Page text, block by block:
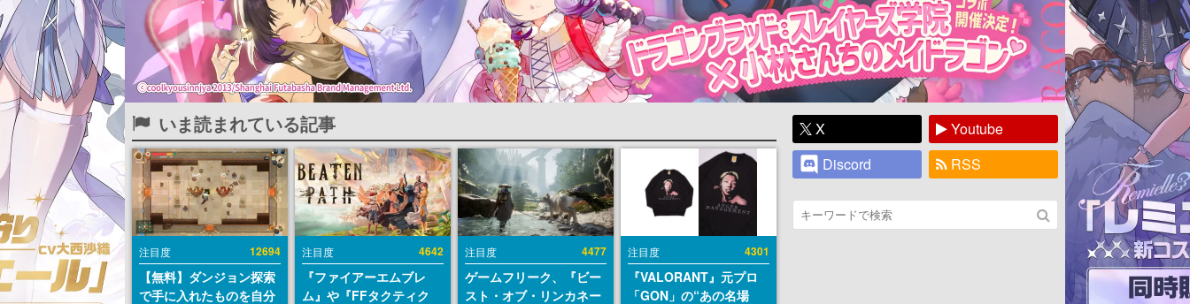
いま読まれている記事
注目度 12694
【無料】ダンジョン探索
で手に入れたものを自分
注目度 4642
『ファイアーエムブレ
ム』や『FFタクティク
注目度 4477
ゲームフリーク、『ビー
スト・オブ・リンカネー
注目度 4301
『VALORANT』元プロ
「GON」の“あの名場
X
Youtube
Discord
RSS